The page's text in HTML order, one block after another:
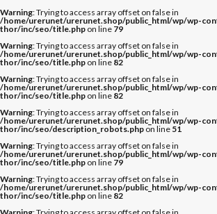
Warning: Trying to access array offset on false in
/home/urerunet/urerunet.shop/public_html/wp/wp-
thor/inc/seo/title.php on line 79
Warning: Trying to access array offset on false in
/home/urerunet/urerunet.shop/public_html/wp/wp-
thor/inc/seo/title.php on line 82
Warning: Trying to access array offset on false in
/home/urerunet/urerunet.shop/public_html/wp/wp-
thor/inc/seo/title.php on line 82
Warning: Trying to access array offset on false in
/home/urerunet/urerunet.shop/public_html/wp/wp-
thor/inc/seo/description_robots.php on line 51
Warning: Trying to access array offset on false in
/home/urerunet/urerunet.shop/public_html/wp/wp-
thor/inc/seo/title.php on line 79
Warning: Trying to access array offset on false in
/home/urerunet/urerunet.shop/public_html/wp/wp-
thor/inc/seo/title.php on line 82